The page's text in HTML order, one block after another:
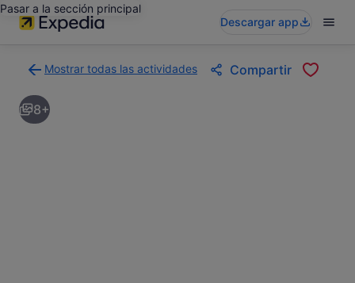
Pasar a la sección principal
Descargar app
Mostrar todas las actividades
a
la
página
Compartir
8+